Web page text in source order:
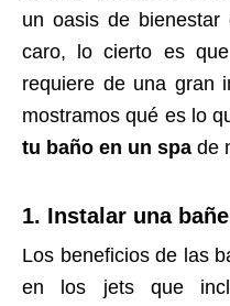
un oasis de bienestar
caro, lo cierto es
requiere de una gran
mostramos qué es lo
tu baño en un spa de
1. Instalar una
Los beneficios de las
en los jets que